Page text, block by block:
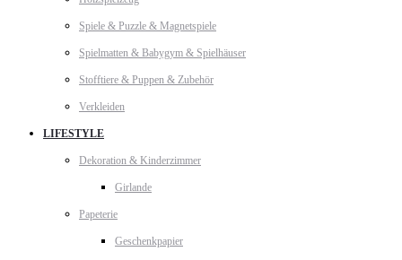
Spiele & Puzzle & Magnetspiele
Spielmatten & Babygym & Spielhäuser
Stofftiere & Puppen & Zubehör
Verkleiden
LIFESTYLE
Dekoration & Kinderzimmer
Girlande
Papeterie
Geschenkpapier